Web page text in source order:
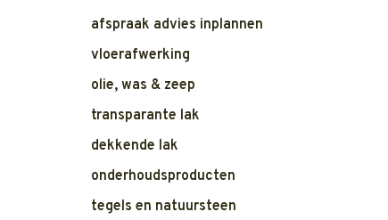
afspraak advies inplannen
vloerafwerking
olie, was & zeep
transparante lak
dekkende lak
onderhoudsproducten
tegels en natuursteen